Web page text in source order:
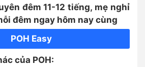
đêm 11-12 tiếng, mẹ nghỉ
đêm ngay hôm nay cùng
POH Easy
của POH: